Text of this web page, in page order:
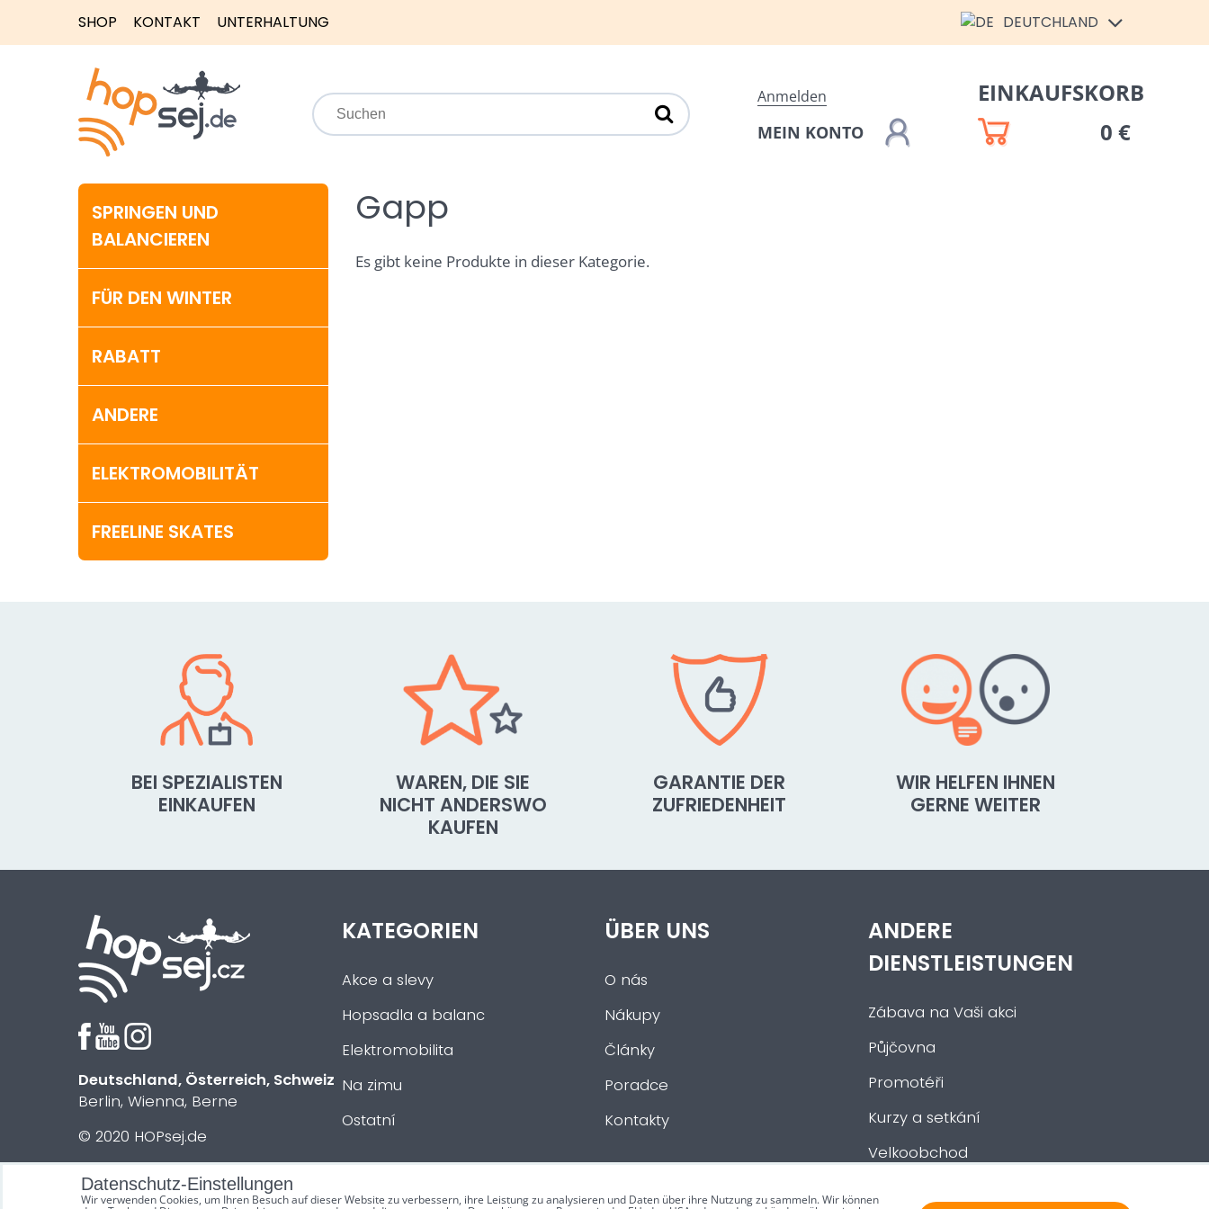
SHOP KONTAKT UNTERHALTUNG DEUTCHLAND
Anmelden
MEIN KONTO
EINKAUFSKORB
0 €
SPRINGEN UND
BALANCIEREN
FÜR DEN WINTER
RABATT
ANDERE
ELEKTROMOBILITÄT
FREELINE SKATES
Gapp
Es gibt keine Produkte in dieser Kategorie.
BEI SPEZIALISTEN
EINKAUFEN
WAREN, DIE SIE
NICHT ANDERSWO
KAUFEN
GARANTIE DER
ZUFRIEDENHEIT
WIR HELFEN IHNEN
GERNE WEITER
Deutschland, Österreich, Schweiz
Berlin, Wienna, Berne
© 2020 HOPsej.de
KATEGORIEN
Akce a slevy
Hopsadla a balanc
Elektromobilita
Na zimu
Ostatní
ÜBER UNS
O nás
Nákupy
Články
Poradce
Kontakty
ANDERE
DIENSTLEISTUNGEN
Zábava na Vaši akci
Půjčovna
Promotéři
Kurzy a setkání
Velkoobchod
Datenschutz-Einstellungen
Wir verwenden Cookies, um Ihren Besuch auf dieser Website zu verbessern, ihre Leistung zu analysieren und Daten über ihre Nutzung zu sammeln. Wir können